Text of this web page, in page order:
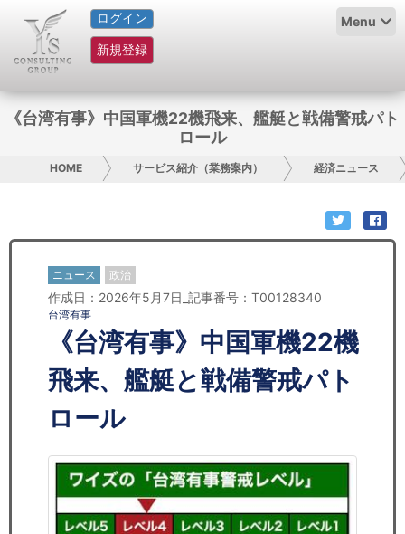
ログイン
新規登録
Menu
HOME
サービス紹介
コラム
お問い合わせ
日本人にPR
コンサルティング
リサーチ
セミナー
経済ニュース
労務顧問
《台湾有事》中国軍機22機飛来、艦艇と戦備警戒パト
ロール
HOME サービス紹介（業務案内） 経済ニュース
ニュース 政治
作成日：2026年5月7日_記事番号：T00128340
台湾有事
《台湾有事》中国軍機22機
飛来、艦艇と戦備警戒パト
ロール